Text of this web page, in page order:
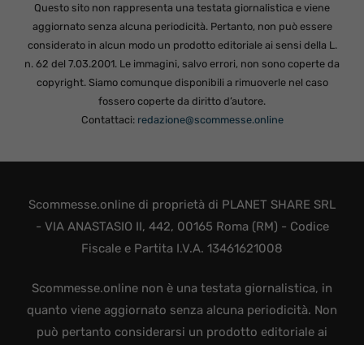
Questo sito non rappresenta una testata giornalistica e viene
aggiornato senza alcuna periodicità. Pertanto, non può essere
considerato in alcun modo un prodotto editoriale ai sensi della L.
n. 62 del 7.03.2001. Le immagini, salvo errori, non sono coperte da
copyright. Siamo comunque disponibili a rimuoverle nel caso
fossero coperte da diritto d’autore.
Contattaci: redazione@scommesse.online
Scommesse.online di proprietà di PLANET SHARE SRL
- VIA ANASTASIO II, 442, 00165 Roma (RM) - Codice
Fiscale e Partita I.V.A. 13461621008
Scommesse.online non è una testata giornalistica, in
quanto viene aggiornato senza alcuna periodicità. Non
può pertanto considerarsi un prodotto editoriale ai